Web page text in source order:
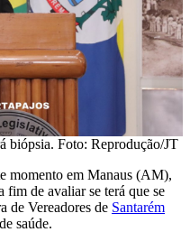
biópsia. Foto: Reprodução/JT
momento em Manaus (AM),
fim de avaliar se terá que se
de Vereadores de Santarém
saúde.